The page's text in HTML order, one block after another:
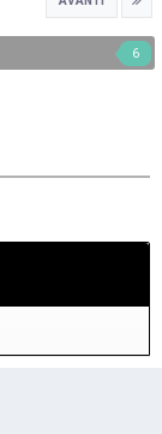
6